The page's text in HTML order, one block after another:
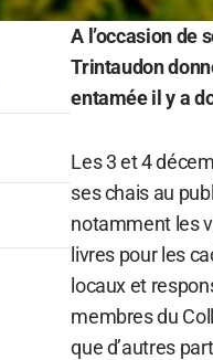
A l’occasion de
Trintaudon
entamée il y a
Les 3 et 4
ses chais au
notamment les
livres pour les
locaux et
membres du
que d’autres